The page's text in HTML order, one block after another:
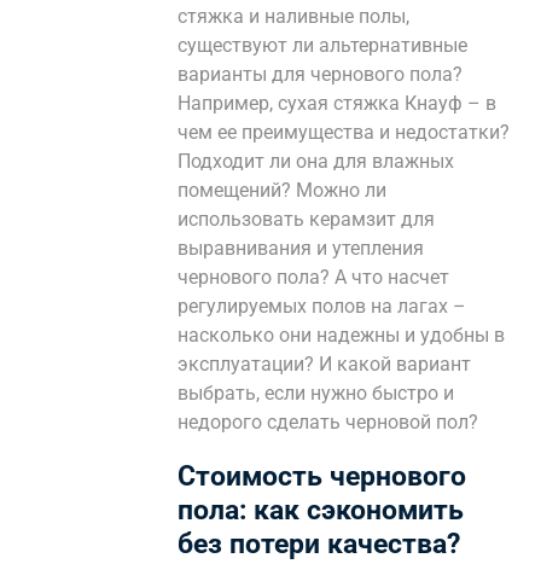
стяжка и наливные полы,
существуют ли альтернативные
варианты для чернового пола?
Например, сухая стяжка Кнауф – в
чем ее преимущества и недостатки?
Подходит ли она для влажных
помещений? Можно ли
использовать керамзит для
выравнивания и утепления
чернового пола? А что насчет
регулируемых полов на лагах –
насколько они надежны и удобны в
эксплуатации? И какой вариант
выбрать, если нужно быстро и
недорого сделать черновой пол?
Стоимость чернового
пола: как сэкономить
без потери качества?